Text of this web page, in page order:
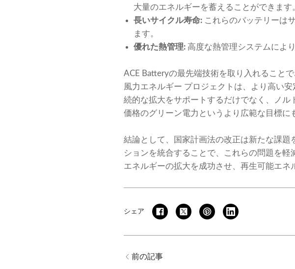
大量のエネルギーを蓄えることができます
長いサイクル寿命: これらのバッテリーは
ます。
優れた熱管理: 高度な熱管理システムによ
ACE Batteryの最先端技術を取り入れることで
風力エネルギー プロジェクトは、より高い
続的な拡大をサポートするだけでなく、ノ
価格のグリーン電力というより広範な目標に
結論として、国家計画法の改正は新たな課
ションを統合することで、これらの問題を
エネルギーの拡大を成功させ、再生可能エネ
シェア
前の記事